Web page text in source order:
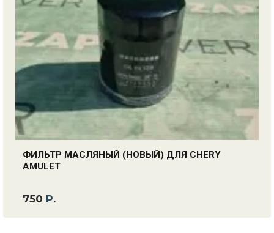
ФИЛЬТР МАСЛЯНЫЙ (НОВЫЙ) ДЛЯ CHERY
AMULET
750 Р.